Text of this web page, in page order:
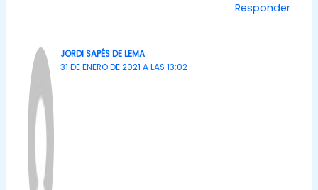
Responder
JORDI SAPÉS DE LEMA
31 DE ENERO DE 2021 A LAS 13:02